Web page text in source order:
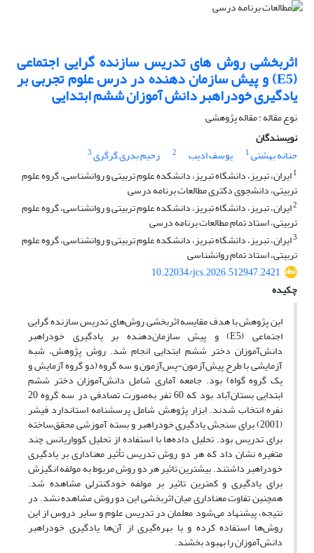
اثربخشی روش های تدریس سازنده گرایی اجتماعی
(E5) و پیش سازمان دهنده در درس علوم تجربی بر
یادگیری خودراهبر دانش آموزان ششم ابتدایی
نوع مقاله : مقاله پژوهشی
نویسندگان
حنانه بهشتی1 یوسف ادیب 2 رحیم بدری گرگری3
1ایران، تبریز، دانشگاه تبریز، دانشکده علوم تربیتی و روانشناسی، گروه علوم
تربیتی، دانشجوی دکتری مطالعات برنامه درسی
2ایران، تبریز، دانشگاه تبریز، دانشکده علوم تربیتی و روانشناسی، گروه علوم
تربیتی، استاد تمام مطالعات برنامه درسی
3ایران، تبریز، دانشگاه تبریز، دانشکده علوم تربیتی و روانشناسی، گروه علوم
تربیتی، استاد تمام روانشناسی
10.22034/jcs.2026.512947.2421
چکیده
این پژوهش با هدف مقایسه اثربخشی روش‌های تدریس سازنده گرایی
اجتماعی (E5) و پیش سازمان‌دهنده بر یادگیری خودراهبر
دانش‌آموزان دختر ششم ابتدایی انجام شد. روش پژوهش، شبه
‌آزمایشی با طرح پیش‌آزمون-پس‌آزمون و سه گروه (دو گروه آزمایش و
یک گروه گواه) بود. جامعه آماری شامل دانش‌آموزان دختر ششم
ابتدایی بستان‌آباد بود که 60 نفر به‌صورت تصادفی در سه گروه 20
نفره انتخاب شدند. ابزار پژوهش شامل پرسشنامه استاندارد فیشر
(2001) برای سنجش یادگیری خودراهبر و بسته آموزشی محقق‌ساخته
برای تدریس بود. تحلیل داده‌ها با استفاده از تحلیل کوواریانس چند
متغیره نشان داد که هر دو روش تدریس تأثیر معناداری بر یادگیری
خودراهبر داشتند. بیشترین تاثیر هر دو روش مربوط به مولفه انگیزش
برای یادگیری و کمترین تاثیر بر مولفه خودکنترلی مشاهده شد.
همچنین تفاوت معناداری میان اثربخشی این دو روش مشاهده نشد. در
نتیجه، پیشنهاد می‌شود معلمان در تدریس علوم و سایر دروس از این
روش‌ها استفاده کرده و با بهره‌گیری از آن‌ها یادگیری خودراهبر
دانش‌آموزان را بهبود بخشند.